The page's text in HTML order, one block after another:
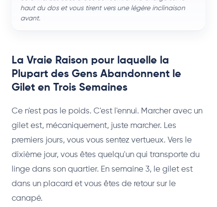
haut du dos et vous tirent vers une légère inclinaison
avant.
La Vraie Raison pour laquelle la
Plupart des Gens Abandonnent le
Gilet en Trois Semaines
Ce n'est pas le poids. C'est l'ennui. Marcher avec un
gilet est, mécaniquement, juste marcher. Les
premiers jours, vous vous sentez vertueux. Vers le
dixième jour, vous êtes quelqu'un qui transporte du
linge dans son quartier. En semaine 3, le gilet est
dans un placard et vous êtes de retour sur le
canapé.